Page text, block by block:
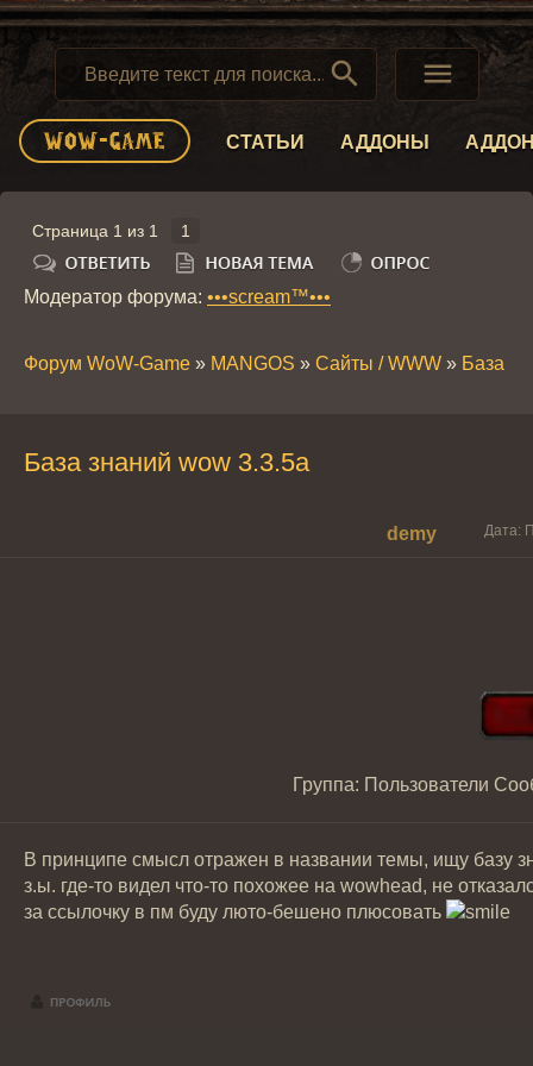
 
СТАТЬИ АДДОНЫ
Страница 1 из 1 1
Модератор форума: •••scream™•••
Форум WoW-Game » MANGOS » Сайты / WWW » База
База знаний wow 3.3.5a
demy Дата:
Группа: Пользователи
В принципе смысл отражен в названии темы, ищу базу
з.ы. где-то видел что-то похожее на wowhead, не
за ссылочку в пм буду люто-бешено плюсовать